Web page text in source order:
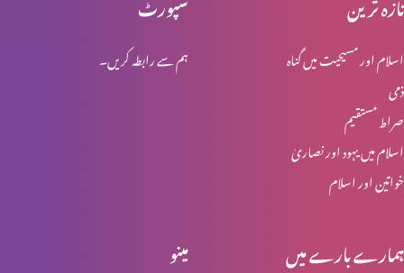
ہم سے رابطہ کریں۔
اسلام اور مسیحیت میں گناہ
ذمی
صراط مستقیم
اسلام میں یہود اور نصاریٰ
خواتین اور اسلام
مینو ہمارے بارے میں